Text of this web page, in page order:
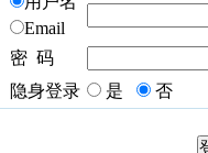
Email
密 码
隐身登录
是 否